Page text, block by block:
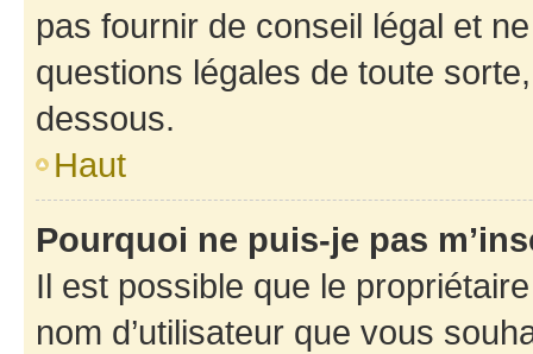
pas fournir de conseil légal et
questions légales de toute
dessous.
Haut
Pourquoi ne puis-je pas
Il est possible que le
nom d’utilisateur que vous